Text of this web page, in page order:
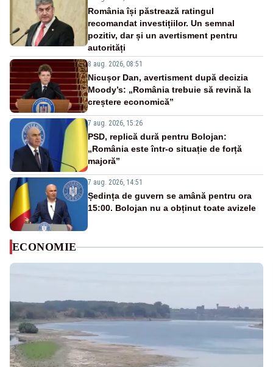
România își păstrează ratingul
recomandat investițiilor. Un semnal
pozitiv, dar și un avertisment pentru
autorități
8 aug. 2026, 08:51
Nicușor Dan, avertisment după decizia
Moody’s: „România trebuie să revină la
creștere economică”
7 aug. 2026, 15:26
PSD, replică dură pentru Bolojan:
„România este într-o situație de forță
majoră”
7 aug. 2026, 14:51
Ședința de guvern se amână pentru ora
15:00. Bolojan nu a obținut toate avizele
ECONOMIE